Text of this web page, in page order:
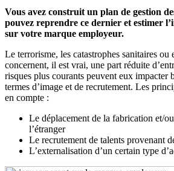
Vous avez construit un plan de gestion
pouvez reprendre ce dernier et estimer
sur votre marque employeur.
Le terrorisme, les catastrophes sanitaires ou
concernent, il est vrai, une part réduite
risques plus courants peuvent eux impacter
termes d’image et de recrutement. Les
en compte :
Le déplacement de la fabrication et/
l’étranger
Le recrutement de talents provenant
L’externalisation d’un certain type